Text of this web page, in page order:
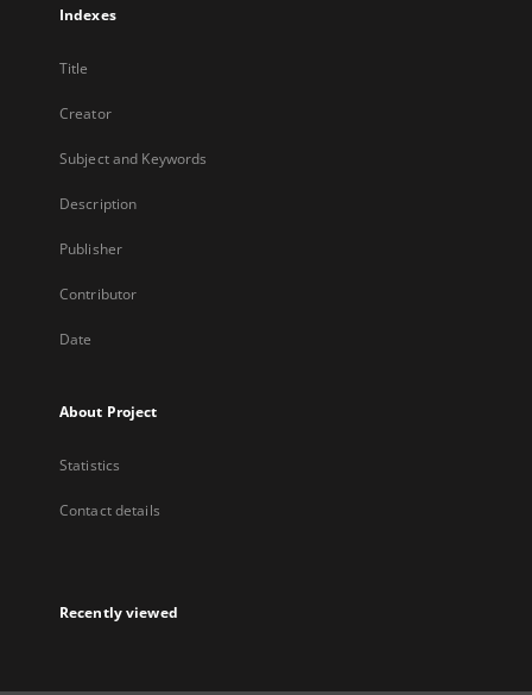
Indexes
Title
Creator
Subject and Keywords
Description
Publisher
Contributor
Date
About Project
Statistics
Contact details
Recently viewed